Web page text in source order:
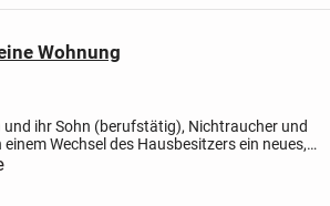
Wohnung
ihr Sohn (berufstätig), Nichtraucher und
Wechsel des Hausbesitzers ein neues,
2,5 bis 3...